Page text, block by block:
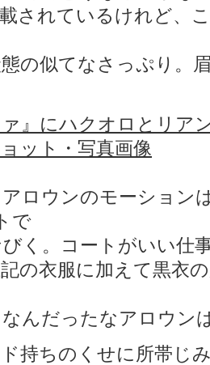
されているけれど、
の似てなさっぷり。
ァ』にハクオロとリア
ット・写真画像
ロウンのモーション
で
く。コートがいい仕
の衣服に加えて黒衣
んだったなアロウン
持ちのくせに所帯じ